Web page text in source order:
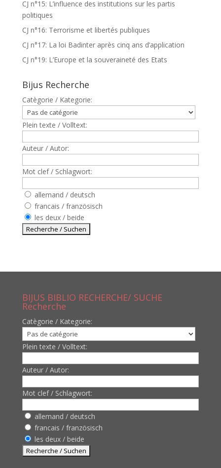
CJ n°15: L’influence des institutions sur les partis
politiques
CJ n°16: Terrorisme et libertés publiques
CJ n°17: La loi Badinter après cinq ans d’application
CJ n°19: L’Europe et la souveraineté des Etats
Bijus Recherche
Catègorie / Kategorie:
Plein texte / Volltext:
Auteur / Autor:
Mot clef / Schlagwort:
allemand / deutsch
francais / französisch
les deux / beide
BIJUS BIBLIO RECHERCHE/ SUCHE
Recherche
Catègorie / Kategorie:
Plein texte / Volltext:
Auteur / Autor:
Mot clef / Schlagwort:
allemand / deutsch
francais / französisch
les deux / beide